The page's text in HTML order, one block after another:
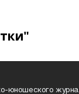
юношеского